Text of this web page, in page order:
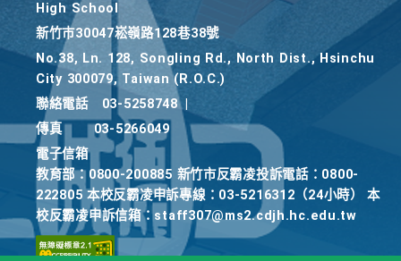
High School
新竹巿30047崧嶺路128巷38號
No.38, Ln. 128, Songling Rd., North Dist., Hsinchu
City 300079, Taiwan (R.O.C.)
聯絡電話
03-5258748
傳真
03-5266049
電子信箱
教育部：0800-200885 新竹市反霸凌投訴電話：0800-
222805 本校反霸凌申訴專線：03-5216312（24小時） 本
校反霸凌申訴信箱：staff307@ms2.cdjh.hc.edu.tw